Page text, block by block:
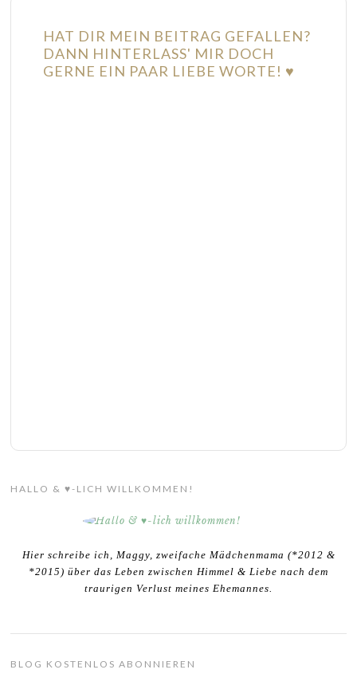
HAT DIR MEIN BEITRAG GEFALLEN?
DANN HINTERLASS' MIR DOCH
GERNE EIN PAAR LIEBE WORTE! ♥
HALLO & ♥-LICH WILLKOMMEN!
Hier schreibe ich, Maggy, zweifache Mädchenmama (*2012 &
*2015) über das Leben zwischen Himmel & Liebe nach dem
traurigen Verlust meines Ehemannes.
BLOG KOSTENLOS ABONNIEREN